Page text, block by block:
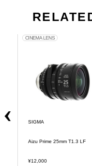
CINEMA LENS
SIGMA
Aizu Prime 25mm T1.3 LF
¥12,000